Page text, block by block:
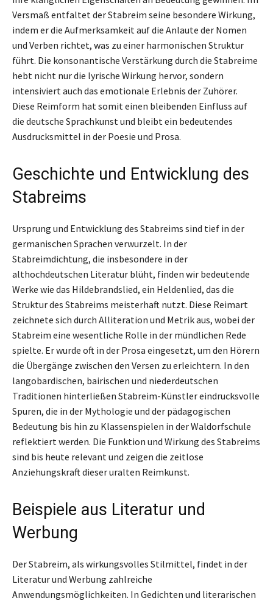
Versmaß entfaltet der Stabreim seine besondere Wirkung,
indem er die Aufmerksamkeit auf die Anlaute der Nomen
und Verben richtet, was zu einer harmonischen Struktur
führt. Die konsonantische Verstärkung durch die Stabreime
hebt nicht nur die lyrische Wirkung hervor, sondern
intensiviert auch das emotionale Erlebnis der Zuhörer.
Diese Reimform hat somit einen bleibenden Einfluss auf
die deutsche Sprachkunst und bleibt ein bedeutendes
Ausdrucksmittel in der Poesie und Prosa.
Geschichte und Entwicklung des
Stabreims
Ursprung und Entwicklung des Stabreims sind tief in der
germanischen Sprachen verwurzelt. In der
Stabreimdichtung, die insbesondere in der
althochdeutschen Literatur blüht, finden wir bedeutende
Werke wie das Hildebrandslied, ein Heldenlied, das die
Struktur des Stabreims meisterhaft nutzt. Diese Reimart
zeichnete sich durch Alliteration und Metrik aus, wobei der
Stabreim eine wesentliche Rolle in der mündlichen Rede
spielte. Er wurde oft in der Prosa eingesetzt, um den Hörern
die Übergänge zwischen den Versen zu erleichtern. In den
langobardischen, bairischen und niederdeutschen
Traditionen hinterließen Stabreim-Künstler eindrucksvolle
Spuren, die in der Mythologie und der pädagogischen
Bedeutung bis hin zu Klassenspielen in der Waldorfschule
reflektiert werden. Die Funktion und Wirkung des Stabreims
sind bis heute relevant und zeigen die zeitlose
Anziehungskraft dieser uralten Reimkunst.
Beispiele aus Literatur und
Werbung
Der Stabreim, als wirkungsvolles Stilmittel, findet in der
Literatur und Werbung zahlreiche
Anwendungsmöglichkeiten. In Gedichten und literarischen